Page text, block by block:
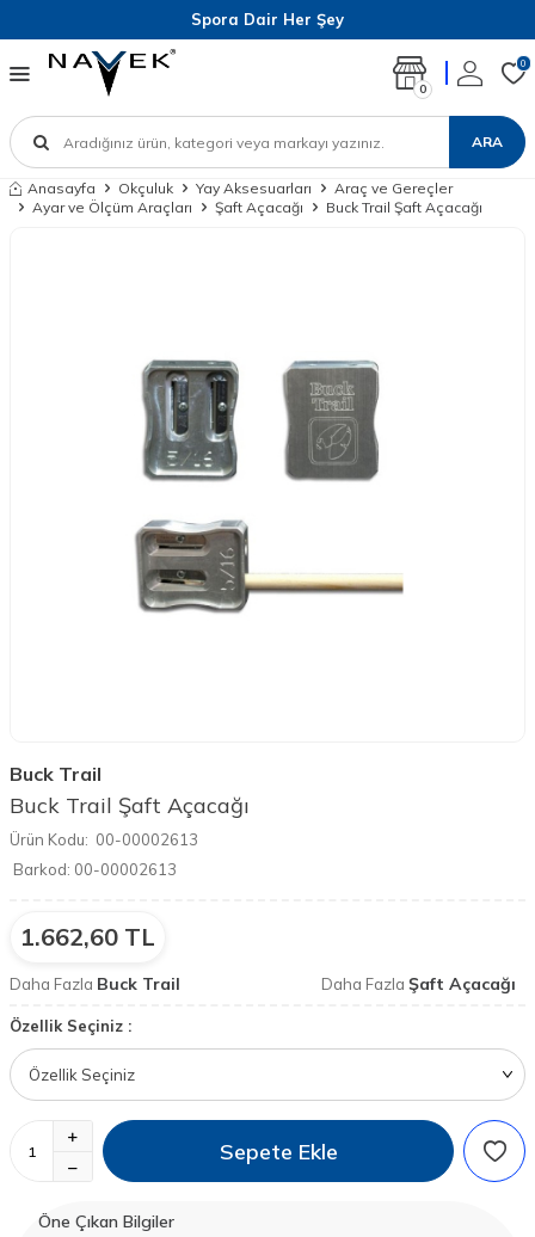
Spora Dair Her Şey
ARA
0
0
Anasayfa Okçuluk Yay Aksesuarları
Araç ve Gereçler
Ayar ve Ölçüm Araçları
Şaft Açacağı Buck Trail Şaft Açacağı
Buck Trail
Buck Trail Şaft Açacağı
Ürün Kodu: 00-00002613
Barkod: 00-00002613
1.662,60 TL
Daha Fazla Buck Trail Daha Fazla Şaft Açacağı
Özellik Seçiniz :
Sepete Ekle
Öne Çıkan Bilgiler